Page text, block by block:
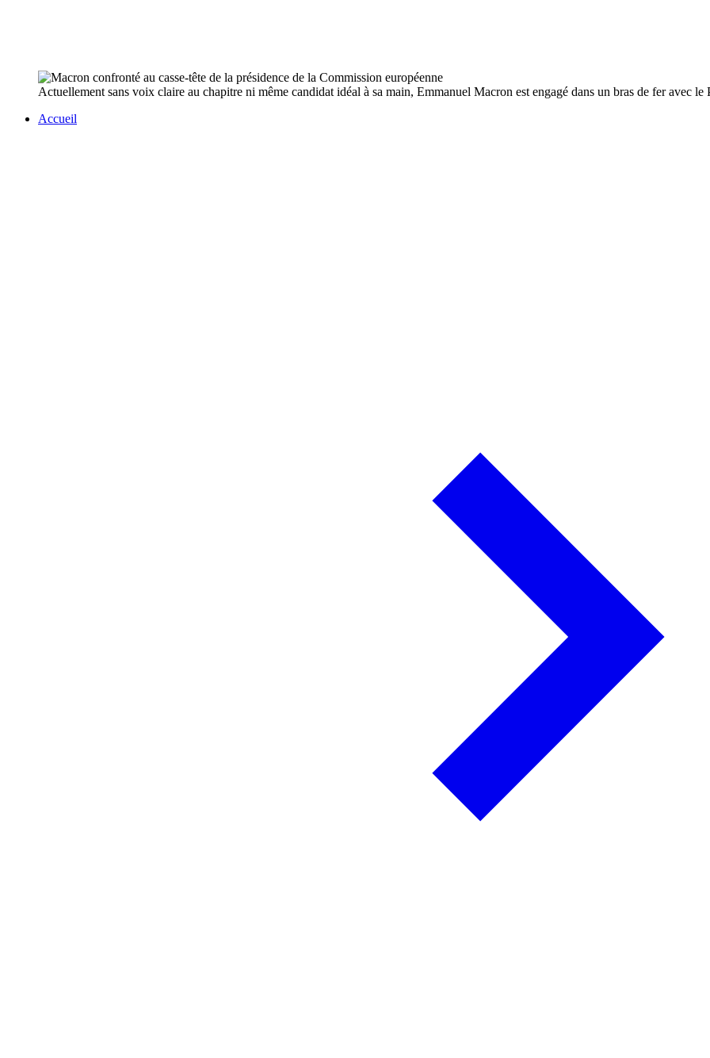
Actuellement sans voix claire au chapitre ni même candidat idéal à sa main, Emmanuel Macron est engagé dans un bras de fer avec le
Accueil